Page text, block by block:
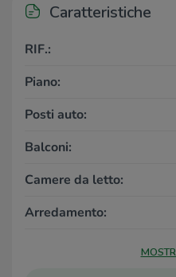
Caratteristiche
RIF.:
Piano:
Posti auto:
Balconi:
Camere da letto:
Arredamento: